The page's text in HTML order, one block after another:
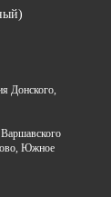
Донского,
Южное